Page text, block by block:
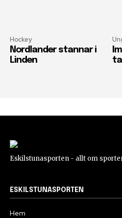
Hockey
Nordlander stannar i
Linden
Eskilstunasporten - allt om
ESKILSTUNASPORTEN
Hem